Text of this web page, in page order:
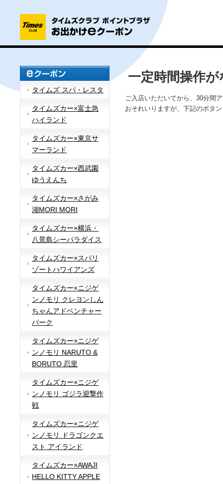
タイムズ スパ・レスタ
タイムズカー×富士急
ハイランド
タイムズカー×東京サ
マーランド
タイムズカー×西武園
ゆうえんち
タイムズカー×さがみ
湖MORI MORI
タイムズカー×横浜・
八景島シーパラダイス
タイムズカー×スパリ
ゾートハワイアンズ
タイムズカー×ニジゲ
ンノモリ クレヨンしん
ちゃんアドベンチャー
パーク
タイムズカー×ニジゲ
ンノモリ NARUTO &
BORUTO 忍里
タイムズカー×ニジゲ
ンノモリ ゴジラ迎撃作
戦
タイムズカー×ニジゲ
ンノモリ ドラゴンクエ
スト アイランド
タイムズカー×AWAJI
HELLO KITTY APPLE
一定時間操作
ご入店いただいてから、30分間
おそれいりますが、下記のボタ